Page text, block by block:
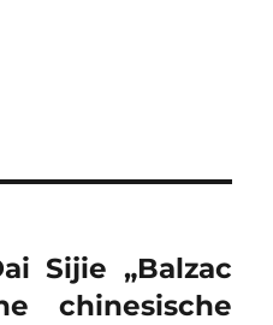
Sijie „Balzac
chinesische